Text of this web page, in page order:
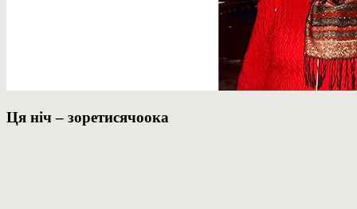
Ця ніч – зоретисячоока